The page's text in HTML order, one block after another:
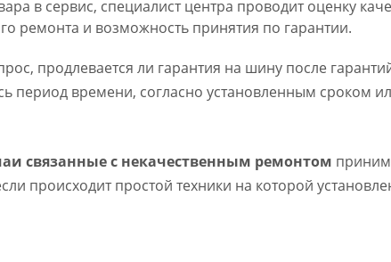
в сервис, специалист центра проводит оценку
ремонта и возможность принятия по гарантии.
продлевается ли гарантия на шину после
период времени, согласно установленным сроком
связанные с некачественным ремонтом
происходит простой техники на которой